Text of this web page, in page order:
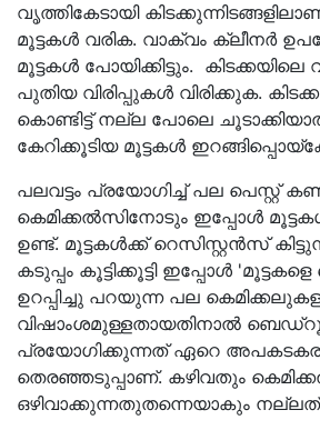
വൃത്തികേടായി
മൂട്ടകൾ വരിക. വാക്വം ക്ലീനർ
മൂട്ടകൾ പോയിക്കിട്ടും. കിടക്കയിലെ
പുതിയ വിരിപ്പുകൾ വിരിക്കുക.
കൊണ്ടിട്ട് നല്ല പോലെ
കേറിക്കൂടിയ മൂട്ടകൾ
പലവട്ടം പ്രയോഗിച്ച് പല പെസ്റ്റ്
കെമിക്കൽസിനോടും ഇപ്പോൾ
ഉണ്ട്. മൂട്ടകൾക്ക് റെസിസ്റ്റൻസ്
കടുപ്പം കൂട്ടിക്കൂട്ടി ഇപ്പോൾ
ഉറപ്പിച്ചു പറയുന്ന പല
വിഷാംശമുള്ളതായതിനാൽ
പ്രയോഗിക്കുന്നത് ഏറെ
തെരഞ്ഞടുപ്പാണ്. കഴിവതും
ഒഴിവാക്കുന്നതുതന്നെയാകും